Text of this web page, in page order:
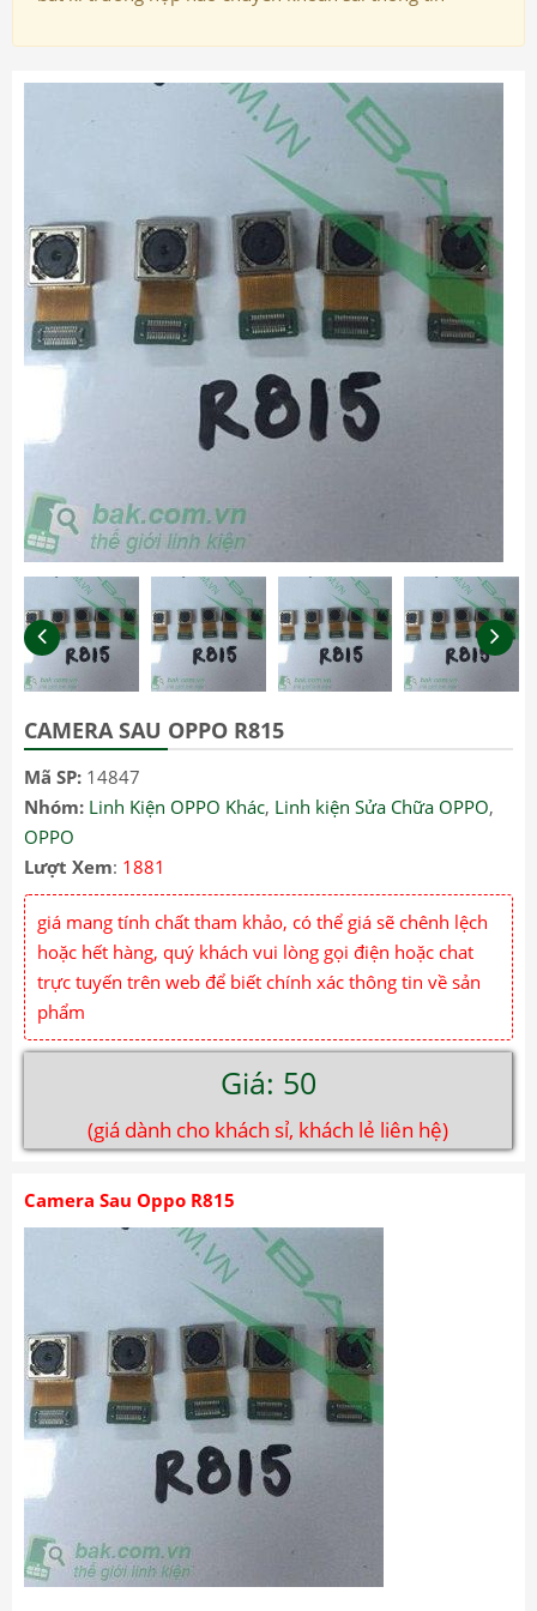
CAMERA SAU OPPO R815
Mã SP: 14847
Nhóm: Linh Kiện OPPO Khác, Linh kiện Sửa Chữa OPPO,
OPPO
Lượt Xem: 1881
giá mang tính chất tham khảo, có thể giá sẽ chênh lệch
hoặc hết hàng, quý khách vui lòng gọi điện hoặc chat
trực tuyến trên web để biết chính xác thông tin về sản
phẩm
Giá: 50
(giá dành cho khách sỉ, khách lẻ liên hệ)
Camera Sau Oppo R815